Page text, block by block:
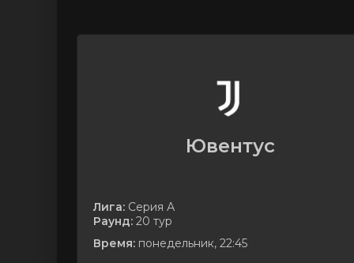
Ювентус
Лига: Серия А
Раунд: 20 тур
Время: понедельник, 22:45